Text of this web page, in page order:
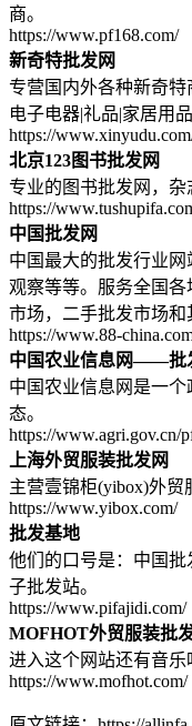
商。
https://www.pf168.com/
新奇特批发网
专营国内外各种新奇特
电子电器|礼品|家居用品
https://
北京123图书批发网
专业的图书批发网，杂
https://
中国批发网
中国最大的批发行业
观察等等。服务全国
市场，二手批发市场和
https://www.88-
中国农业信息网——批
中国农业信息网是一
态。
https://www.agri.gov.cn/
上海外贸服装批发网
主营壹锦柜(yibox)外贸
https://www.yibox.com/
批发基地
他们的口号是：中国
子批发站。
https://www.pifajidi.com/
MOFHOT外贸服装批
进入这个网站还有音乐
https://www.mofhot.com/